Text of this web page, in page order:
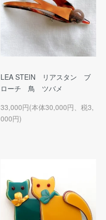
LEA STEIN リアスタン ブ
ローチ 鳥 ツバメ
33,000円(本体30,000円、税3,
000円)